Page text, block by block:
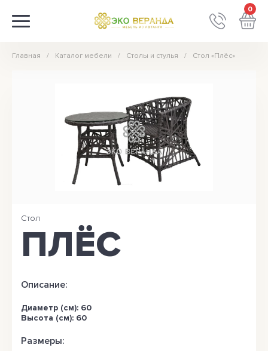
0
Главная Каталог мебели Столы и стулья Стол «Плёс»
Стол
ПЛЁС
Описание:
Диаметр (см): 60
Высота (см): 60
Размеры: